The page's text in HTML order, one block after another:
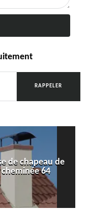
de chapeau de
cheminée 64